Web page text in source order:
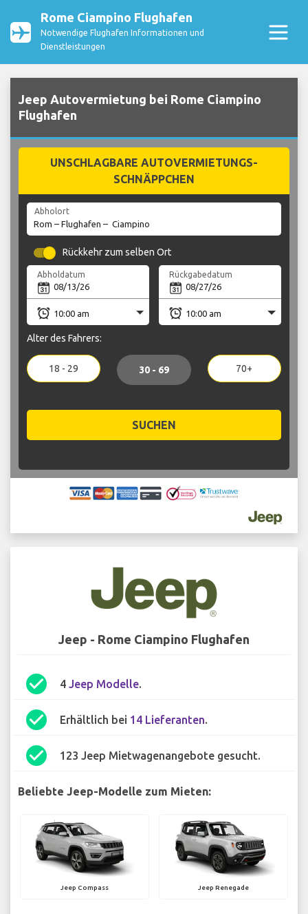
Rome Ciampino Flughafen
Notwendige Flughafen Informationen und
Dienstleistungen
Jeep Autovermietung bei Rome Ciampino
Flughafen
UNSCHLAGBARE AUTOVERMIETUNGS-
SCHNÄPPCHEN
Abholort
Rückkehr zum selben Ort
Abholdatum Rückgabedatum
Alter des Fahrers:
18 - 29 30 - 69 70+
SUCHEN
Jeep - Rome Ciampino Flughafen
check_circle 4 Jeep Modelle.
check_circle Erhältlich bei 14 Lieferanten.
check_circle 123 Jeep Mietwagenangebote gesucht.
Beliebte Jeep-Modelle zum Mieten:
Jeep Compass Jeep Renegade